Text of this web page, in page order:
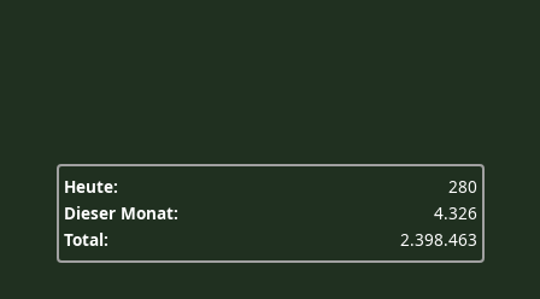
Heute:
280
Dieser Monat:
4.326
Total:
2.398.463